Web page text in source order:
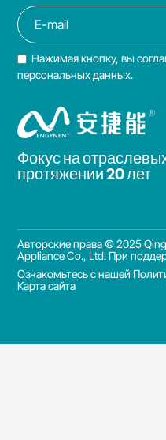
Нажимая кнопку, вы
персональных данных.
Фокус на
протяжении 20 лет
Ознакомьтесь с нашей
Авторские права © 2025
Appliance Co., Ltd. При
Карта сайта